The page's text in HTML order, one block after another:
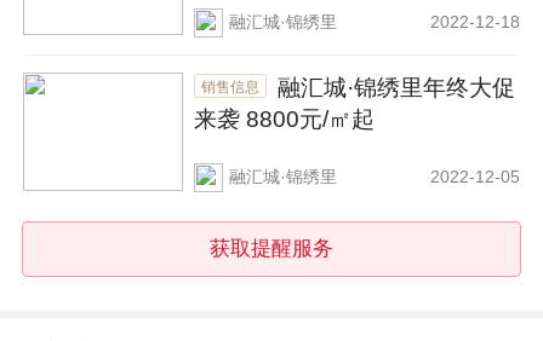
融汇城·锦绣里 2022-12-18
销售信息
融汇城·锦绣里年终大促
来袭 8800元/㎡起
融汇城·锦绣里 2022-12-05
获取提醒服务